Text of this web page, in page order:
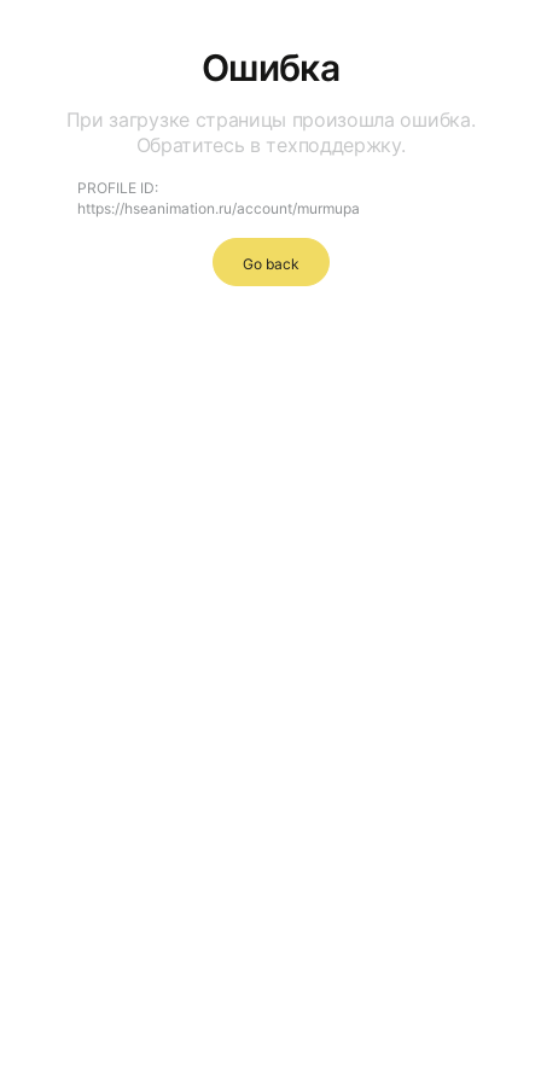
Ошибка
При загрузке страницы произошла ошибка.
Обратитесь в техподдержку.
PROFILE ID:
https://hseanimation.ru/account/murmupa
Go back